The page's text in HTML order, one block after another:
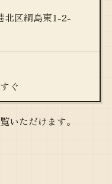
区綱島東1-2-
ぐ
いただけます。